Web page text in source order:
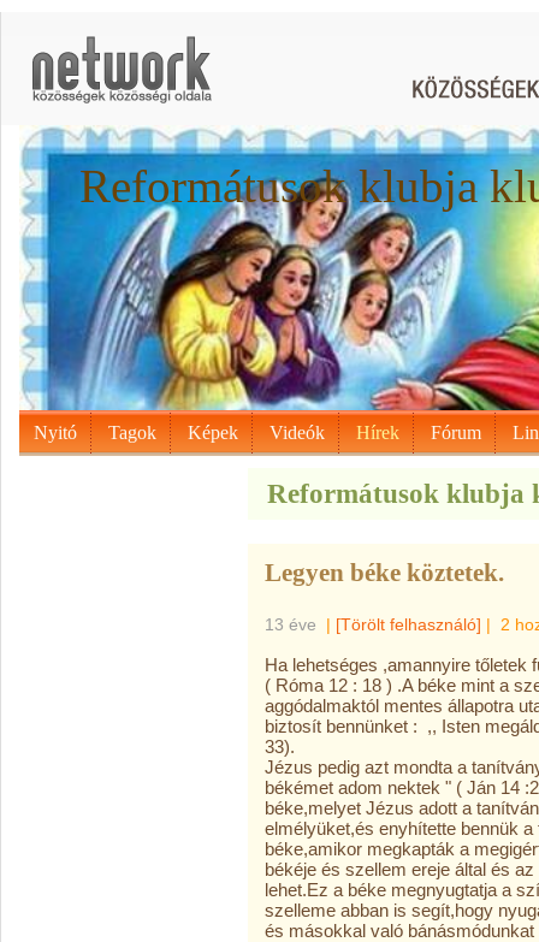
Reformátusok klubja
Nyitó Tagok Képek Videók Hírek Fórum
Reformátusok klubja
Legyen béke köztetek.
13 éve | [Törölt felhasználó] | 2
Ha lehetséges ,amannyire tőletek
( Róma 12 : 18 ) .A béke mint a
aggódalmaktól mentes állapotra
biztosít bennünket : ,, Isten
33).
Jézus pedig azt mondta a
békémet adom nektek " ( Ján 14
béke,melyet Jézus adott a
elmélyüket,és enyhítette bennük
béke,amikor megkapták a
békéje és szellem ereje által és
lehet.Ez a béke megnyugtatja a
szelleme abban is segít,hogy
és másokkal való bánásmódunkat